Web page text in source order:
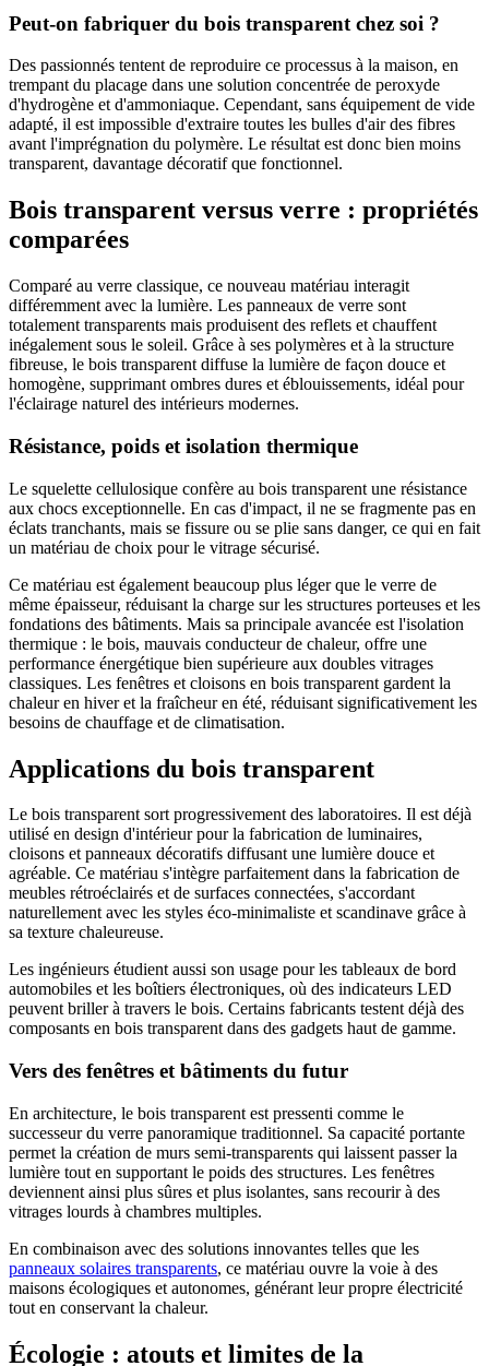
Peut-on fabriquer du bois transparent chez soi ?
Des passionnés tentent de reproduire ce processus à la maison, en
trempant du placage dans une solution concentrée de peroxyde
d'hydrogène et d'ammoniaque. Cependant, sans équipement de vide
adapté, il est impossible d'extraire toutes les bulles d'air des fibres
avant l'imprégnation du polymère. Le résultat est donc bien moins
transparent, davantage décoratif que fonctionnel.
Bois transparent versus verre : propriétés
comparées
Comparé au verre classique, ce nouveau matériau interagit
différemment avec la lumière. Les panneaux de verre sont
totalement transparents mais produisent des reflets et chauffent
inégalement sous le soleil. Grâce à ses polymères et à la structure
fibreuse, le bois transparent diffuse la lumière de façon douce et
homogène, supprimant ombres dures et éblouissements, idéal pour
l'éclairage naturel des intérieurs modernes.
Résistance, poids et isolation thermique
Le squelette cellulosique confère au bois transparent une résistance
aux chocs exceptionnelle. En cas d'impact, il ne se fragmente pas en
éclats tranchants, mais se fissure ou se plie sans danger, ce qui en fait
un matériau de choix pour le vitrage sécurisé.
Ce matériau est également beaucoup plus léger que le verre de
même épaisseur, réduisant la charge sur les structures porteuses et les
fondations des bâtiments. Mais sa principale avancée est l'isolation
thermique : le bois, mauvais conducteur de chaleur, offre une
performance énergétique bien supérieure aux doubles vitrages
classiques. Les fenêtres et cloisons en bois transparent gardent la
chaleur en hiver et la fraîcheur en été, réduisant significativement les
besoins de chauffage et de climatisation.
Applications du bois transparent
Le bois transparent sort progressivement des laboratoires. Il est déjà
utilisé en design d'intérieur pour la fabrication de luminaires,
cloisons et panneaux décoratifs diffusant une lumière douce et
agréable. Ce matériau s'intègre parfaitement dans la fabrication de
meubles rétroéclairés et de surfaces connectées, s'accordant
naturellement avec les styles éco-minimaliste et scandinave grâce à
sa texture chaleureuse.
Les ingénieurs étudient aussi son usage pour les tableaux de bord
automobiles et les boîtiers électroniques, où des indicateurs LED
peuvent briller à travers le bois. Certains fabricants testent déjà des
composants en bois transparent dans des gadgets haut de gamme.
Vers des fenêtres et bâtiments du futur
En architecture, le bois transparent est pressenti comme le
successeur du verre panoramique traditionnel. Sa capacité portante
permet la création de murs semi-transparents qui laissent passer la
lumière tout en supportant le poids des structures. Les fenêtres
deviennent ainsi plus sûres et plus isolantes, sans recourir à des
vitrages lourds à chambres multiples.
En combinaison avec des solutions innovantes telles que les
panneaux solaires transparents, ce matériau ouvre la voie à des
maisons écologiques et autonomes, générant leur propre électricité
tout en conservant la chaleur.
Écologie : atouts et limites de la